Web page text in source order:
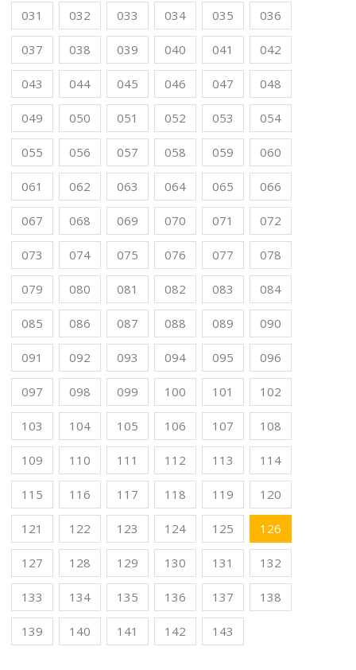
031 032 033 034 035 036
037 038 039 040 041 042
043 044 045 046 047 048
049 050 051 052 053 054
055 056 057 058 059 060
061 062 063 064 065 066
067 068 069 070 071 072
073 074 075 076 077 078
079 080 081 082 083 084
085 086 087 088 089 090
091 092 093 094 095 096
097 098 099 100 101 102
103 104 105 106 107 108
109 110 111 112 113 114
115 116 117 118 119 120
121 122 123 124 125 126
127 128 129 130 131 132
133 134 135 136 137 138
139 140 141 142 143